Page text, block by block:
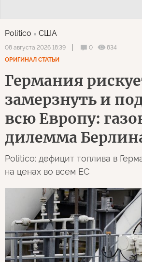
Politico США
08 августа 2026 18:39 0
834
ОРИГИНАЛ СТАТЬИ
Германия
замерзнуть и
всю Европу:
дилемма
Politico: дефицит топлива в
на ценах во всем ЕС